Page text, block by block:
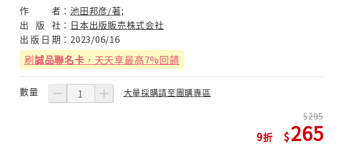
作 者：池田邦彦/著;
出
版 社： 日本出版販売株式会社
出 版 日 期： 2023/06/16
刷誠品聯名卡 ，天天享最高7%回饋
數量 大量採購請至團購專區
9
295
265